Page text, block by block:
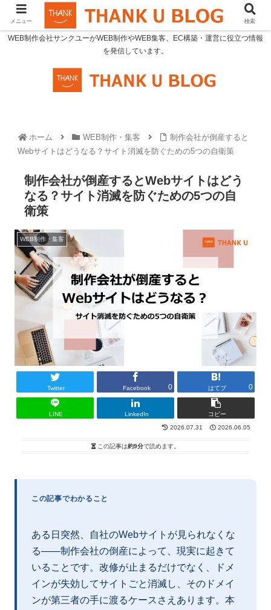
WEB制作会社サンクユーがWEB制作やWEB集客、EC構築・運営に役立つ情報
を発信しています。
ホーム WEB制作・集客
制作会社が倒産すると
Webサイトはどうなる？サイト消滅を防ぐための5つの自衛策
制作会社が倒産するとWebサイトはどう
なる？サイト消滅を防ぐための5つの自
衛策
WEB制作・集客
Twitter Facebook 0 はてブ 0
LINE LinkedIn
コピー
2026.07.31
2026.06.05
この記事は約9分で読めます。
この記事でわかること
ある日突然、自社のWebサイトが見られなくな
る——制作会社の倒産によって、現実に起きて
いることです。改修が止まるだけでなく、ドメ
インが失効してサイトごと消滅し、そのドメイ
ンが第三者の手に渡るケースさえあります。本
メニュー 検索